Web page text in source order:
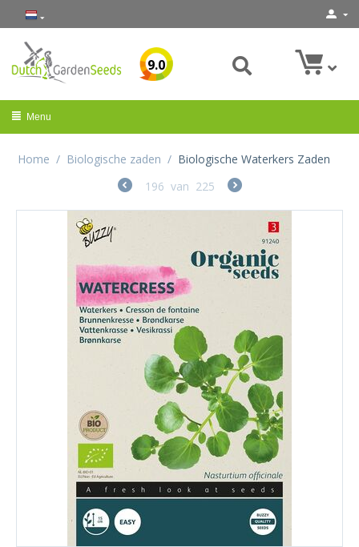
9.0
Menu
Home / Biologische zaden / Biologische Waterkers Zaden
196 van 225